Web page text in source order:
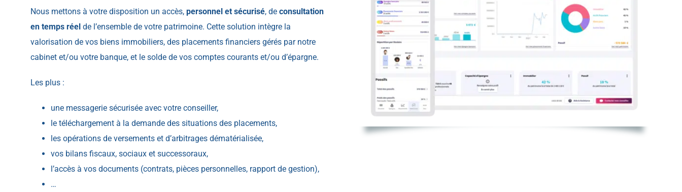
Nous mettons à votre disposition un accès, personnel et sécurisé, de consultation
en temps réel de l’ensemble de votre patrimoine. Cette solution intègre la
valorisation de vos biens immobiliers, des placements financiers gérés par notre
cabinet et/ou votre banque, et le solde de vos comptes courants et/ou d’épargne.
Les plus :
une messagerie sécurisée avec votre conseiller,
le téléchargement à la demande des situations des placements,
les opérations de versements et d’arbitrages dématérialisée,
vos bilans fiscaux, sociaux et successoraux,
l’accès à vos documents (contrats, pièces personnelles, rapport de gestion),
…